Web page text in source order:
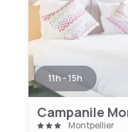
11h - 15h
Campanile
Montpellier